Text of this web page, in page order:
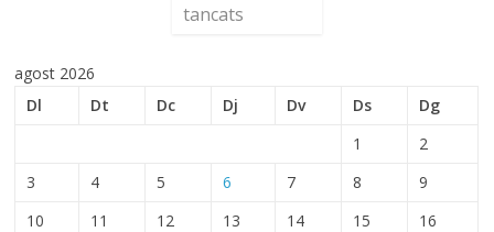
tancats
agost 2026
Dl
Dt Dc Dj Dv Ds
Dg
1
2
3
4 5 6 7 8
9
10
11 12 13 14 15
16